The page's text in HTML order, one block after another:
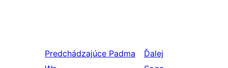
Predchádzajúce Padma
Ďalej